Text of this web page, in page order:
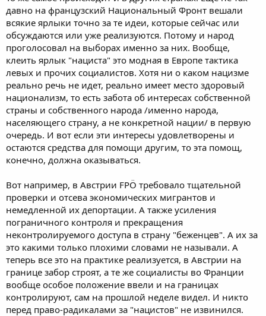
давно на французский Национальный Фронт вешали
всякие ярлыки точно за те идеи, которые сейчас или
обсуждаются или уже реализуются. Потому и народ
проголосовал на выборах именно за них. Вообще,
клеить ярлык "нациста" это модная в Европе тактика
левых и прочих социалистов. Хотя ни о каком нацизме
реально речь не идет, реально имеет место здоровый
национализм, то есть забота об интересах собственной
страны и собственного народа /именно народа,
населяющего страну, а не конкретной нации/ в первую
очередь. И вот если эти интересы удовлетворены и
остаются средства для помощи другим, то эта помощ,
конечно, должна оказываться.
Вот например, в Австрии FPÖ требовало тщательной
проверки и отсева экономических мигрантов и
немедленной их депортации. А также усиления
пограничного контроля и прекращения
неконтролируемого доступа в страну "беженцев". А их за
это какими только плохими словами не называли. А
теперь все это на практике реализуется, в Австрии на
границе забор строят, а те же социалисты во Франции
вообще особое положение ввели и на границах
контролируют, сам на прошлой неделе видел. И никто
перед право-радикалами за "нацистов" не извинился.